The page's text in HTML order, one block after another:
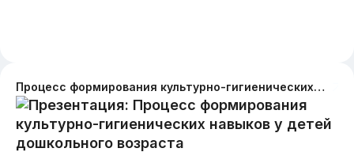
Процесс формирования культурно-гигиенических навыков у детей дошкольного возраста